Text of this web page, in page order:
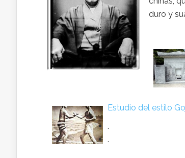
duro y
Estudio del estilo
.
.